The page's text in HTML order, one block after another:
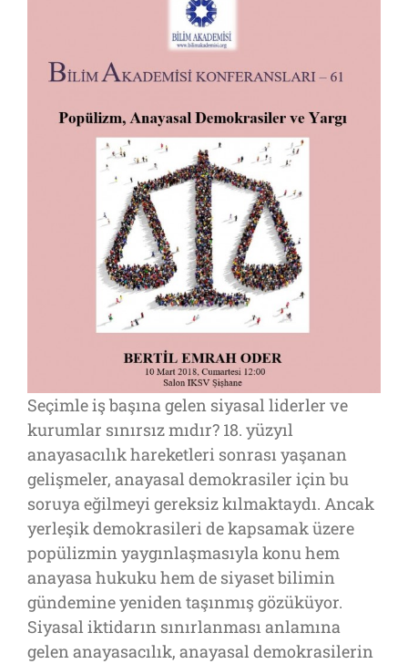
Seçimle iş başına gelen siyasal liderler ve
kurumlar sınırsız mıdır? 18. yüzyıl
anayasacılık hareketleri sonrası yaşanan
gelişmeler, anayasal demokrasiler için bu
soruya eğilmeyi gereksiz kılmaktaydı. Ancak
yerleşik demokrasileri de kapsamak üzere
popülizmin yaygınlaşmasıyla konu hem
anayasa hukuku hem de siyaset bilimin
gündemine yeniden taşınmış gözüküyor.
Siyasal iktidarın sınırlanması anlamına
gelen anayasacılık, anayasal demokrasilerin